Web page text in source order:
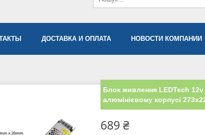
ДОСТАВКА И ОПЛАТА НОВОСТИ КОМПАНИИ
Блок живлення LEDTech
алюмінієвому корпусі
689 ₴